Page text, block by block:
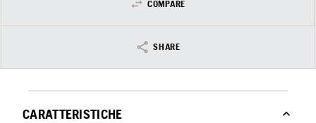
COMPARE
SHARE
CARATTERISTICHE